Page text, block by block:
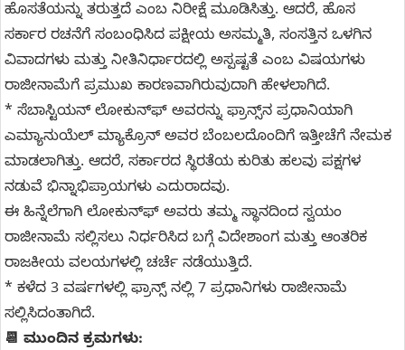
ಹೊಸತೆಯನ್ನು ತರುತ್ತದೆ ಎಂಬ ನಿರೀಕ್ಷೆ ಮೂಡಿಸಿತ್ತು. ಆದರೆ, ಹೊಸ
ಸರ್ಕಾರ ರಚನೆಗೆ ಸಂಬಂಧಿಸಿದ ಪಕ್ಷೀಯ ಅಸಮ್ಮತಿ, ಸಂಸತ್ತಿನ ಒಳಗಿನ
ವಿವಾದಗಳು ಮತ್ತು ನೀತಿನಿರ್ಧಾರದಲ್ಲಿ ಅಸ್ಪಷ್ಟತೆ ಎಂಬ ವಿಷಯಗಳು
ರಾಜೀನಾಮೆಗೆ ಪ್ರಮುಖ ಕಾರಣವಾಗಿರುವುದಾಗಿ ಹೇಳಲಾಗಿದೆ.
* ಸೆಬಾಸ್ಟಿಯನ್ ಲೋಕುನ್‌ಫ್ ಅವರನ್ನು ಫ್ರಾನ್ಸ್‌ನ ಪ್ರಧಾನಿಯಾಗಿ
ಎಮ್ಯಾನುಯೆಲ್ ಮ್ಯಾಕ್ರೊನ್ ಅವರ ಬೆಂಬಲದೊಂದಿಗೆ ಇತ್ತೀಚೆಗೆ ನೇಮಕ
ಮಾಡಲಾಗಿತ್ತು. ಆದರೆ, ಸರ್ಕಾರದ ಸ್ಥಿರತೆಯ ಕುರಿತು ಹಲವು ಪಕ್ಷಗಳ
ನಡುವೆ ಭಿನ್ನಾಭಿಪ್ರಾಯಗಳು ಎದುರಾದವು.
ಈ ಹಿನ್ನೆಲೆಗಾಗಿ ಲೋಕುನ್‌ಫ್ ಅವರು ತಮ್ಮ ಸ್ಥಾನದಿಂದ ಸ್ವಯಂ
ರಾಜೀನಾಮೆ ಸಲ್ಲಿಸಲು ನಿರ್ಧರಿಸಿದ ಬಗ್ಗೆ ವಿದೇಶಾಂಗ ಮತ್ತು ಆಂತರಿಕ
ರಾಜಕೀಯ ವಲಯಗಳಲ್ಲಿ ಚರ್ಚೆ ನಡೆಯುತ್ತಿದೆ.
* ಕಳೆದ 3 ವರ್ಷಗಳಲ್ಲಿ ಫ್ರಾನ್ಸ್ ನಲ್ಲಿ 7 ಪ್ರಧಾನಿಗಳು ರಾಜೀನಾಮೆ
ಸಲ್ಲಿಸಿದಂತಾಗಿದೆ.
📆 ಮುಂದಿನ ಕ್ರಮಗಳು: